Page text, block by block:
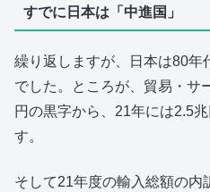
すでに日本は「中進国」
繰り返しますが、日本は80年
でした。ところが、貿易・サ
円の黒字から、21年には2.5
す。
そして21年度の輸入総額の内